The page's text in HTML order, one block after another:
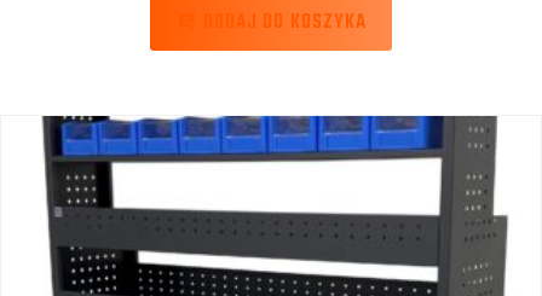
DODAJ DO KOSZYKA